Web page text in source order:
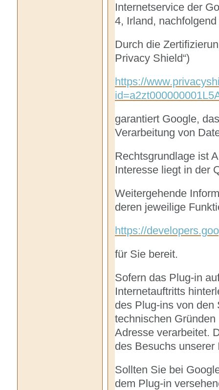
Internetservice der
4, Irland, nachfolgend
Durch die
Privacy Shield“)
https://
garantiert Google,
Verarbeitung von
Rechtsgrundlage ist
Interesse liegt in der
Weitergehende
deren jeweilige
https://
für Sie bereit.
Sofern das Plug-in
Internetauftritts
des Plug-ins von den
technischen
Adresse verarbeitet.
des Besuchs
Sollten Sie bei
dem Plug-in